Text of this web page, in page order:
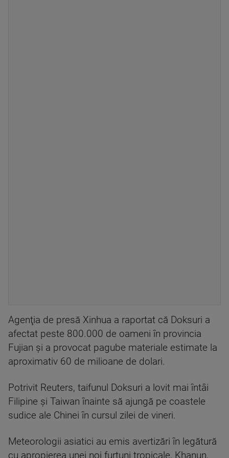
Agenţia de presă Xinhua a raportat că Doksuri a
afectat peste 800.000 de oameni în provincia
Fujian şi a provocat pagube materiale estimate la
aproximativ 60 de milioane de dolari.
Potrivit Reuters, taifunul Doksuri a lovit mai întâi
Filipine şi Taiwan înainte să ajungă pe coastele
sudice ale Chinei în cursul zilei de vineri.
Meteorologii asiatici au emis avertizări în legătură
cu apropierea unei noi furtuni tropicale, Khanun,